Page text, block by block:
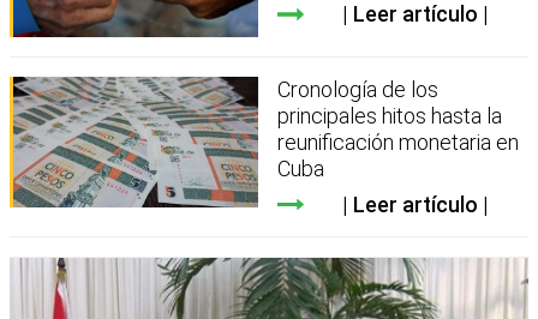
Leer artículo
Cronología de los
principales hitos hasta la
reunificación monetaria en
Cuba
Leer artículo